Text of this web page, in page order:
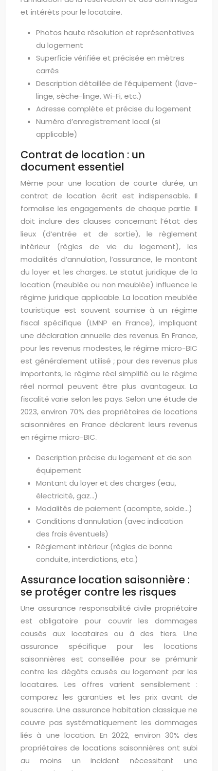
et intérêts pour le locataire.
Photos haute résolution et représentatives
du logement
Superficie vérifiée et précisée en mètres
carrés
Description détaillée de l’équipement (lave-
linge, sèche-linge, Wi-Fi, etc.)
Adresse complète et précise du logement
Numéro d’enregistrement local (si
applicable)
Contrat de location : un
document essentiel
Même pour une location de courte durée, un
contrat de location écrit est indispensable. Il
formalise les engagements de chaque partie. Il
doit inclure des clauses concernant l’état des
lieux (d’entrée et de sortie), le règlement
intérieur (règles de vie du logement), les
modalités d’annulation, l’assurance, le montant
du loyer et les charges. Le statut juridique de la
location (meublée ou non meublée) influence le
régime juridique applicable. La location meublée
touristique est souvent soumise à un régime
fiscal spécifique (LMNP en France), impliquant
une déclaration annuelle des revenus. En France,
pour les revenus modestes, le régime micro-BIC
est généralement utilisé ; pour des revenus plus
importants, le régime réel simplifié ou le régime
réel normal peuvent être plus avantageux. La
fiscalité varie selon les pays. Selon une étude de
2023, environ 70% des propriétaires de locations
saisonnières en France déclarent leurs revenus
en régime micro-BIC.
Description précise du logement et de son
équipement
Montant du loyer et des charges (eau,
électricité, gaz…)
Modalités de paiement (acompte, solde…)
Conditions d’annulation (avec indication
des frais éventuels)
Règlement intérieur (règles de bonne
conduite, interdictions, etc.)
Assurance location saisonnière :
se protéger contre les risques
Une assurance responsabilité civile propriétaire
est obligatoire pour couvrir les dommages
causés aux locataires ou à des tiers. Une
assurance spécifique pour les locations
saisonnières est conseillée pour se prémunir
contre les dégâts causés au logement par les
locataires. Les offres varient sensiblement :
comparez les garanties et les prix avant de
souscrire. Une assurance habitation classique ne
couvre pas systématiquement les dommages
liés à une location. En 2022, environ 30% des
propriétaires de locations saisonnières ont subi
au moins un incident nécessitant une